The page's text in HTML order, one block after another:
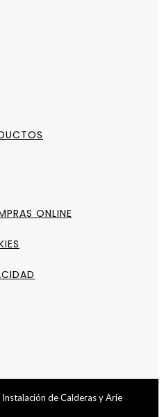
ONLINE
de Calderas y Arie